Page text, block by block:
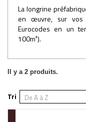
La longrine
en œuvre, sur vos
Eurocodes en un
100m²).
Il y a 2 produits.
Tri